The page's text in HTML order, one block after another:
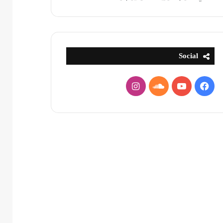
Social
فيسبوكيوتيوبساوندانستقرام